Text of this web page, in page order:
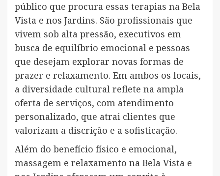
público que procura essas terapias na Bela
Vista e nos Jardins. São profissionais que
vivem sob alta pressão, executivos em
busca de equilíbrio emocional e pessoas
que desejam explorar novas formas de
prazer e relaxamento. Em ambos os locais,
a diversidade cultural reflete na ampla
oferta de serviços, com atendimento
personalizado, que atrai clientes que
valorizam a discrição e a sofisticação.
Além do benefício físico e emocional,
massagem e relaxamento na Bela Vista e